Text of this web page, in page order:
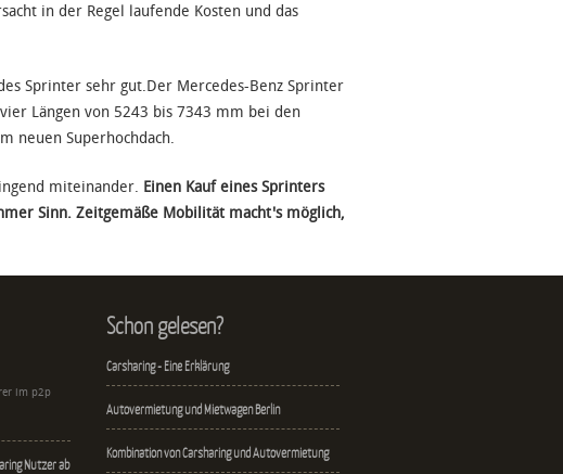
in der Regel laufende Kosten und das
Sprinter sehr gut.Der Mercedes-Benz Sprinter
Längen von 5243 bis 7343 mm bei den
neuen Superhochdach.
miteinander. Einen Kauf eines Sprinters
Sinn. Zeitgemäße Mobilität macht's möglich,
im p2p
Nutzer ab
Schon gelesen?
Carsharing - Eine Erklärung
Autovermietung und Mietwagen Berlin
Kombination von Carsharing und Autovermietung